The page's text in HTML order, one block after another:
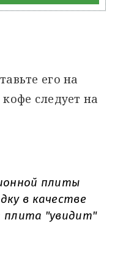
его на
следует на
плиты
в качестве
плита "увидит"